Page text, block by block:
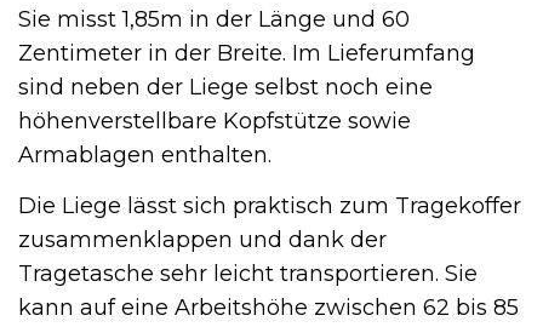
Sie misst 1,85m in der Länge und 60
Zentimeter in der Breite. Im Lieferumfang
sind neben der Liege selbst noch eine
höhenverstellbare Kopfstütze sowie
Armablagen enthalten.
Die Liege lässt sich praktisch zum Tragekoffer
zusammenklappen und dank der
Tragetasche sehr leicht transportieren. Sie
kann auf eine Arbeitshöhe zwischen 62 bis 85